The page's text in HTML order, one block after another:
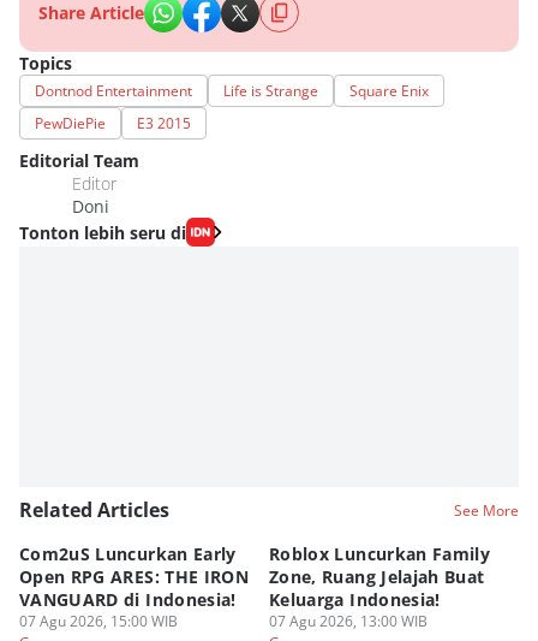
Share Article
Topics
Dontnod Entertainment Life is Strange
Square Enix
PewDiePie
E3 2015
Editorial Team
Editor
Doni
Tonton lebih seru di
Related Articles See More
Com2uS Luncurkan Early
Open RPG ARES: THE IRON
VANGUARD di Indonesia!
07 Agu 2026, 15:00 WIB
Roblox Luncurkan Family
Zone, Ruang Jelajah Buat
Keluarga Indonesia!
07 Agu 2026, 13:00 WIB